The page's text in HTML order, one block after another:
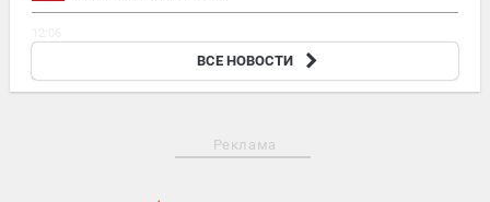
В Башкирии пенсионерку оштрафовали за нетрезвое
вождение мотоцикла
ВСЕ НОВОСТИ
Реклама